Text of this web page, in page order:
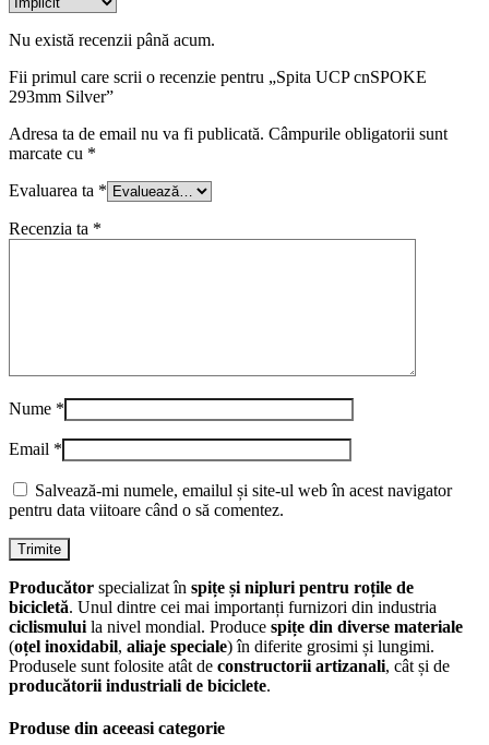
Nu există recenzii până acum.
Fii primul care scrii o recenzie pentru „Spita UCP cnSPOKE
293mm Silver”
Adresa ta de email nu va fi publicată. Câmpurile obligatorii sunt
marcate cu *
Evaluarea ta *
Recenzia ta *
Nume *
Email *
Salvează-mi numele, emailul și site-ul web în acest navigator
pentru data viitoare când o să comentez.
Producător specializat în spițe și nipluri pentru roțile de
bicicletă. Unul dintre cei mai importanți furnizori din industria
ciclismului la nivel mondial. Produce spițe din diverse materiale
(oțel inoxidabil, aliaje speciale) în diferite grosimi și lungimi.
Produsele sunt folosite atât de constructorii artizanali, cât și de
producătorii industriali de biciclete.
Produse din aceeasi categorie